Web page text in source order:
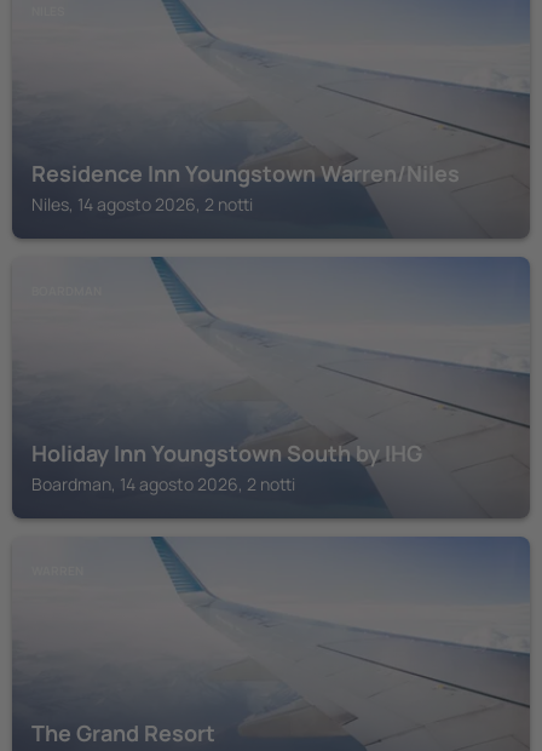
Residence Inn Youngstown Warren/Niles
Niles, 14 agosto 2026, 2 notti
Holiday Inn Youngstown South by IHG
Boardman, 14 agosto 2026, 2 notti
The Grand Resort